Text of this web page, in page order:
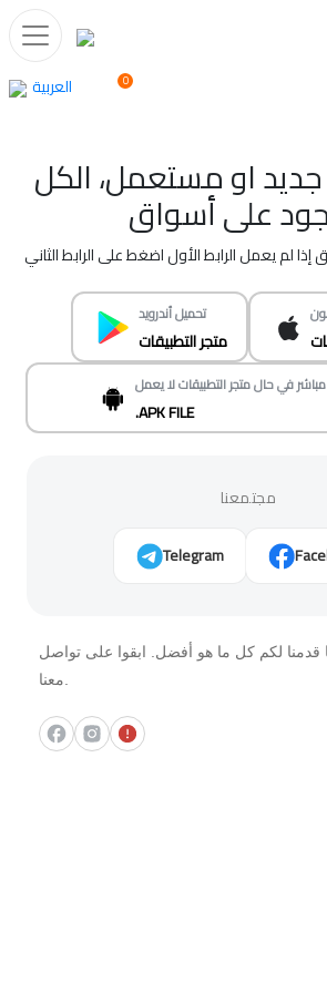
العربية 0
جديد او مستعمل، الكل
على أسواق
لم يعمل الرابط الأول اضغط على الرابط الثاني
تحميل أندرويد
متجر التطبيقات
مباشر في حال متجر التطبيقات لا يعمل
.APK FILE
مجتمعنا
Telegram
قدمنا ​​لكم كل ما هو أفضل. ابقوا على تواصل